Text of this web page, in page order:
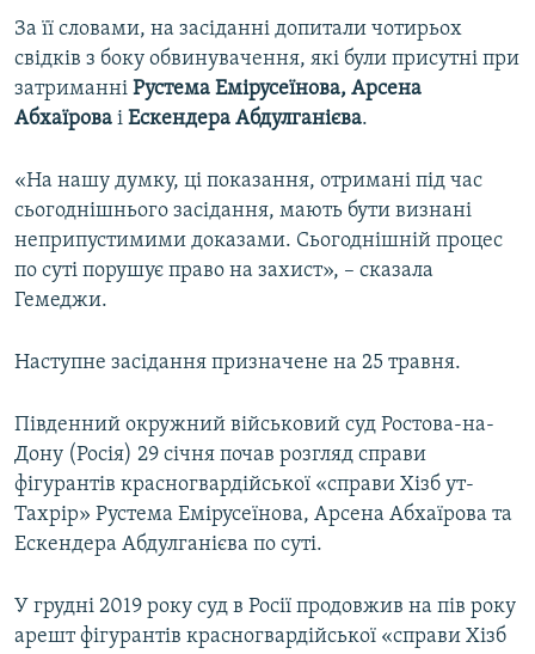
За її словами, на засіданні допитали чотирьох
свідків з боку обвинувачення, які були присутні при
затриманні Рустема Емірусеїнова, Арсена
Абхаїрова і Ескендера Абдулганієва.
«На нашу думку, ці показання, отримані під час
сьогоднішнього засідання, мають бути визнані
неприпустимими доказами. Сьогоднішній процес
по суті порушує право на захист», – сказала
Гемеджи.
Наступне засідання призначене на 25 травня.
Південний окружний військовий суд Ростова-на-
Дону (Росія) 29 січня почав розгляд справи
фігурантів красногвардійської «справи Хізб ут-
Тахрір» Рустема Емірусеїнова, Арсена Абхаїрова та
Ескендера Абдулганієва по суті.
У грудні 2019 року суд в Росії продовжив на пів року
арешт фігурантів красногвардійської «справи Хізб